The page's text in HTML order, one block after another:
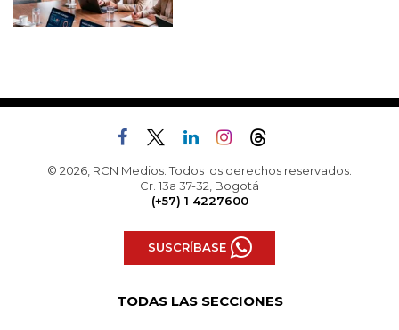
© 2026, RCN Medios. Todos los derechos reservados.
Cr. 13a 37-32, Bogotá
(+57) 1 4227600
SUSCRÍBASE
TODAS LAS SECCIONES